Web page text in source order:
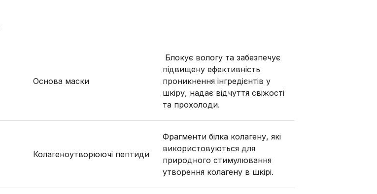
Основа маски
Блокує вологу та забезпечує
підвищену ефективність
проникнення інгредієнтів у
шкіру, надає відчуття свіжості
та прохолоди.
Колагеноутворюючі пептиди
Фрагменти білка колагену, які
використовуються для
природного стимулювання
утворення колагену в шкірі.